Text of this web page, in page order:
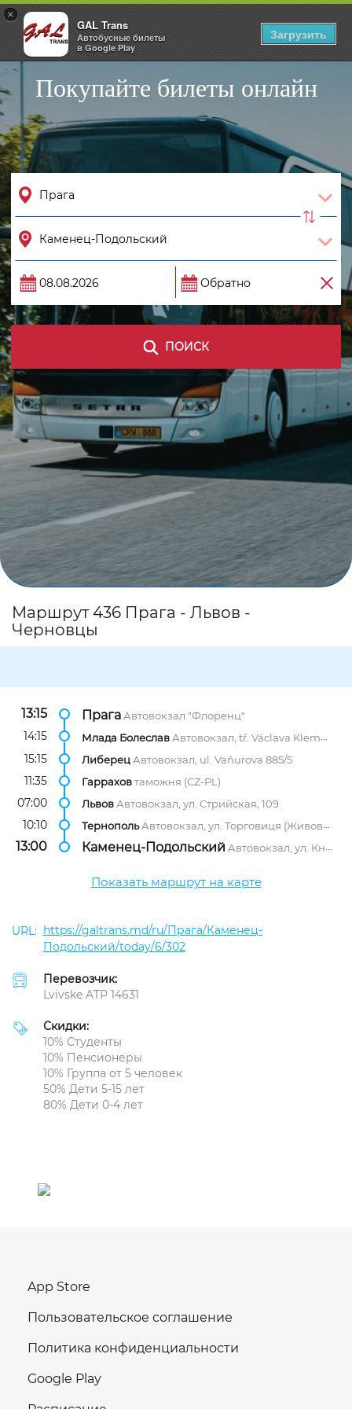
Покупайте билеты онлайн
ПОИСК
Маршрут 436 Прага - Львов -
Черновцы
13:15 Прага Автовокзал "Флоренц"
14:15 Млада Болеслав Автовокзал, tř. Václava Klementa 1459
15:15 Либерец Автовокзал, ul. Vaňurova 885/5
11:35 Гарраховтаможня (CZ-PL)
07:00 Львов Автовокзал, ул. Стрийская, 109
10:10 Тернополь Автовокзал, ул. Торговиця (Живова), 7
13:00 Каменец-Подольский Автовокзал, ул. Князей Кориатовичей, 19
Показать маршрут на карте
https://galtrans.md/ru/Прага/Каменец-
Подольский/today/6/302
Перевозчик:
Lvivske ATP 14631
Скидки:
10% Студенты
10% Пенсионеры
10% Группа от 5 человек
50% Дети 5-15 лет
80% Дети 0-4 лет
App Store
Пользовательское соглашение
Политика конфиденциальности
Google Play
×
GAL Trans
Автобусные билеты
в Google Play
Загрузить